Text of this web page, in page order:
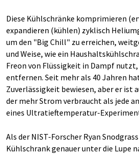
Diese Kühlschränke komprimieren
expandieren (kühlen) zyklisch
um den "Big Chill" zu erreichen,
und Weise, wie ein
Freon von Flüssigkeit in Dampf nutzt,
entfernen. Seit mehr als 40 Jahren
Zuverlässigkeit bewiesen, aber er ist
der mehr Strom verbraucht als jede
eines Ultratieftemperatur-
Als der NIST-Forscher Ryan
Kühlschrank genauer unter die Lupe